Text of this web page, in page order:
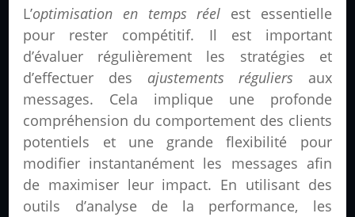
L’optimisation en temps réel est essentielle
pour rester compétitif. Il est important
d’évaluer régulièrement les stratégies et
d’effectuer des ajustements réguliers aux
messages. Cela implique une profonde
compréhension du comportement des clients
potentiels et une grande flexibilité pour
modifier instantanément les messages afin
de maximiser leur impact. En utilisant des
outils d’analyse de la performance, les